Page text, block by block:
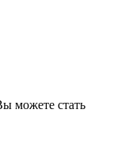
можете стать